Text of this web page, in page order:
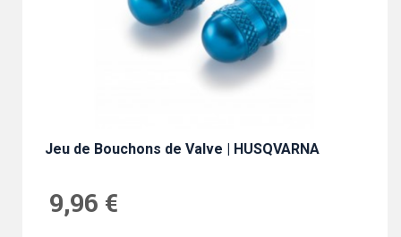
Jeu de Bouchons de Valve | HUSQVARNA
9,96 €